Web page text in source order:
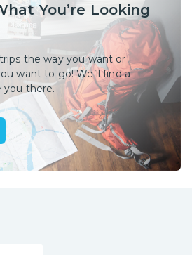
You’re Looking
the way you want or
want to go! We’ll find a
you there.